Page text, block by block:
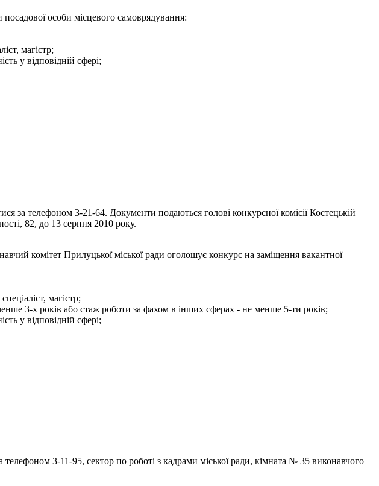
особи місцевого самоврядування:
магістр;
у відповідній сфері;
за телефоном 3-21-64. Документи подаються голові конкурсної комісії Костецькій
82, до 13 серпня 2010 року.
комітет Прилуцької міської ради оголошує конкурс на заміщення вакантної
магістр;
3-х років або стаж роботи за фахом в інших сферах - не менше 5-ти років;
у відповідній сфері;
3-11-95, сектор по роботі з кадрами міської ради, кімната № 35 виконавчого